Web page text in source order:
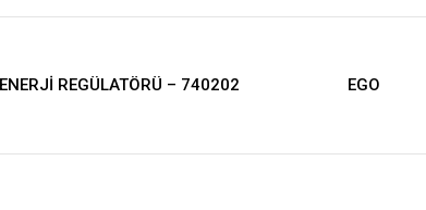
ENERJİ REGÜLATÖRÜ – 740202 EGO